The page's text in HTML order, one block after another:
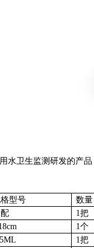
水卫生监测研发的产
型号
数量
1把
1个
1把